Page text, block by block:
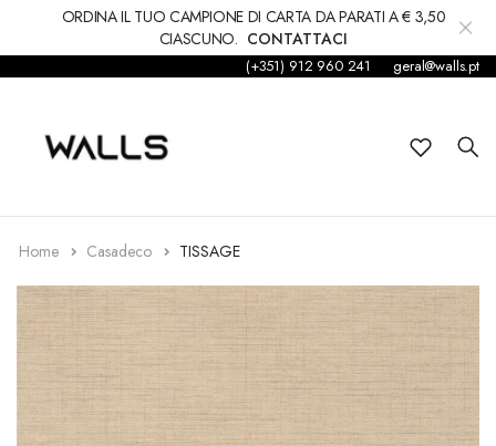
ORDINA IL TUO CAMPIONE DI CARTA DA PARATI A € 3,50
CIASCUNO. CONTATTACI
(+351) 912 960 241 geral@walls.pt
Home Casadeco TISSAGE
Sfondo
Carta da parati
Etichetta
Accessori
Tappeti e moquette